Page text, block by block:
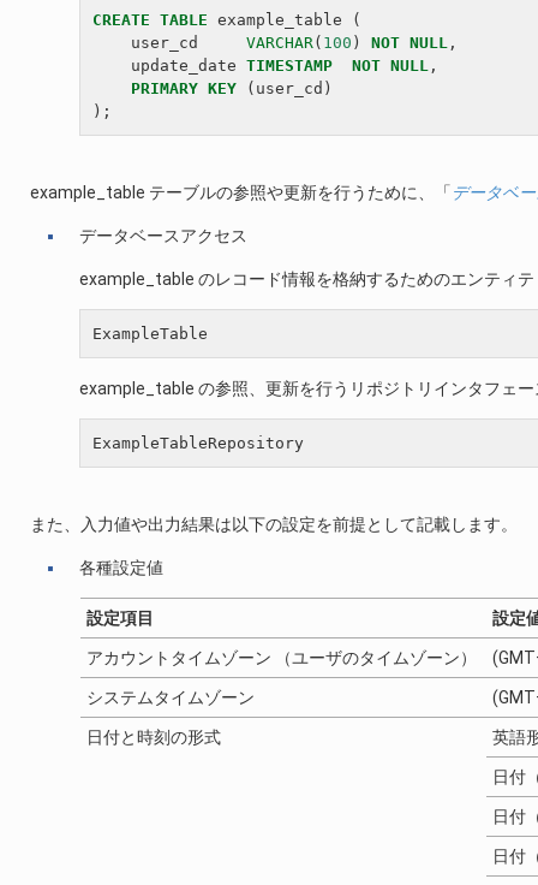
CREATE TABLE example_table
(
user_cd
VARCHAR( 100 ) NOT NULL,
update_date TIMESTAMP NOT NULL,
PRIMARY KEY ( user_cd )
);
example_table テーブルの参照や更新を行うために、「 データベ
データベースアクセス
example_table のレコード情報を格納するためのエンティ
example_table の参照、更新を行うリポジトリインタフェー
ExampleTableRepository
また、入力値や出力結果は以下の設定を前提として記載します。
各種設定値
設定項目 設定
アカウントタイムゾーン （ユーザのタイムゾーン）
システムタイムゾーン
日付と時刻の形式 英語
日付
日付
日付